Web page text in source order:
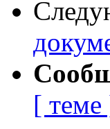
[ теме